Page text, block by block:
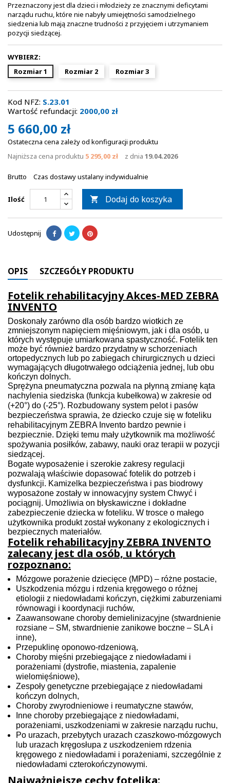
Przeznaczony jest dla dzieci i młodzieży ze znacznymi deficytami
narządu ruchu, które nie nabyły umiejętności samodzielnego
siedzenia lub mają znaczne trudności z przyjęciem i utrzymaniem
pozycji siedzącej.
WYBIERZ:
Rozmiar 1
Rozmiar 2 Rozmiar 3
Kod NFZ: S.23.01
Wartość refundacji: 2000,00 zł
5 660,00 zł
Ostateczna cena zależy od konfiguracji produktu
Najniższa cena produktu 5 295,00 zł z dnia 19.04.2026
Brutto Czas dostawy ustalany indywidualnie
Ilość  Dodaj do koszyka
Udostępnij
OPIS SZCZEGÓŁY PRODUKTU
Fotelik rehabilitacyjny Akces-MED ZEBRA
INVENTO
Doskonały zarówno dla osób bardzo wiotkich ze
zmniejszonym napięciem mięśniowym, jak i dla osób, u
których występuje umiarkowana spastyczność. Fotelik ten
może być również bardzo przydatny w schorzeniach
ortopedycznych lub po zabiegach chirurgicznych u dzieci
wymagających długotrwałego odciążenia jednej, lub obu
kończyn dolnych.
Sprężyna pneumatyczna pozwala na płynną zmianę kąta
nachylenia siedziska (funkcja kubełkowa) w zakresie od
(+20°) do (-25°). Rozbudowany system pelot i pasów
bezpieczeństwa sprawia, że dziecko czuje się w foteliku
rehabilitacyjnym ZEBRA Invento bardzo pewnie i
bezpiecznie. Dzięki temu mały użytkownik ma możliwość
spożywania posiłków, zabawy, nauki oraz terapii w pozycji
siedzącej.
Bogate wyposażenie i szerokie zakresy regulacji
pozwalają właściwie dopasować fotelik do potrzeb i
dysfunkcji. Kamizelka bezpieczeństwa i pas biodrowy
wyposażone zostały w innowacyjny system Chwyć i
pociągnij. Umożliwia on błyskawiczne i dokładne
zabezpieczenie dziecka w foteliku. W trosce o małego
użytkownika produkt został wykonany z ekologicznych i
bezpiecznych materiałów.
Fotelik rehabilitacyjny ZEBRA INVENTO
zalecany jest dla osób, u których
rozpoznano:
Mózgowe porażenie dziecięce (MPD) – różne postacie,
Uszkodzenia mózgu i rdzenia kręgowego o różnej
etiologii z niedowładami kończyn, ciężkimi zaburzeniami
równowagi i koordynacji ruchów,
Zaawansowane choroby demielinizacyjne (stwardnienie
rozsiane – SM, stwardnienie zanikowe boczne – SLA i
inne),
Przepuklinę oponowo-rdzeniową,
Choroby mięśni przebiegające z niedowładami i
porażeniami (dystrofie, miastenia, zapalenie
wielomięśniowe),
Zespoły genetyczne przebiegające z niedowładami
kończyn dolnych,
Choroby zwyrodnieniowe i reumatyczne stawów,
Inne choroby przebiegające z niedowładami,
porażeniami, uszkodzeniami w zakresie narządu ruchu,
Po urazach, przebytych urazach czaszkowo-mózgowych
lub urazach kręgosłupa z uszkodzeniem rdzenia
kręgowego z niedowładami i porażeniami, szczególnie z
niedowładami czterokończynowymi.
Najważniejsze cechy fotelika: